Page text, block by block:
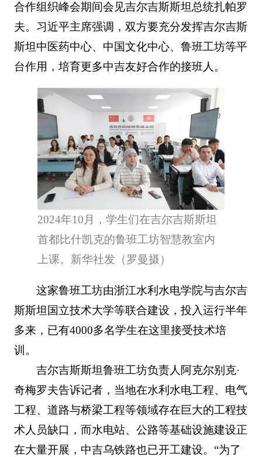
合作组织峰会期间会见吉尔吉斯斯坦总统扎帕罗
夫。习近平主席强调，双方要充分发挥吉尔吉斯
斯坦中医药中心、中国文化中心、鲁班工坊等平
台作用，培育更多中吉友好合作的接班人。
2024年10月，学生们在吉尔吉斯斯坦
首都比什凯克的鲁班工坊智慧教室内
上课。新华社发（罗曼摄）
这家鲁班工坊由浙江水利水电学院与吉尔吉
斯斯坦国立技术大学等联合建设，投入运行半年
多来，已有4000多名学生在这里接受技术培
训。
吉尔吉斯斯坦鲁班工坊负责人阿克尔别克·
奇梅罗夫告诉记者，当地在水利水电工程、电气
工程、道路与桥梁工程等领域存在巨大的工程技
术人员缺口，而水电站、公路等基础设施建设正
在大量开展，中吉乌铁路也已开工建设。“为了